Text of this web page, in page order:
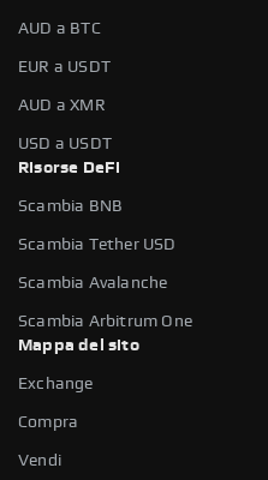
AUD a BTC
EUR a USDT
AUD a XMR
USD a USDT
Risorse DeFi
Scambia BNB
Scambia Tether USD
Scambia Avalanche
Scambia Arbitrum One
Mappa del sito
Exchange
Compra
Vendi